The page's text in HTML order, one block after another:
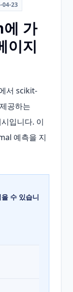
04-23
가
이지
서 scikit-
공하는
입니다. 이
예측을 지
수 있습니